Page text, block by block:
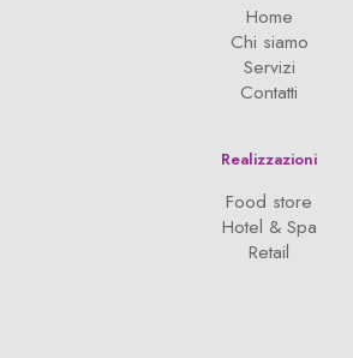
Home
Chi siamo
Servizi
Contatti
Realizzazioni
Food store
Hotel & Spa
Retail